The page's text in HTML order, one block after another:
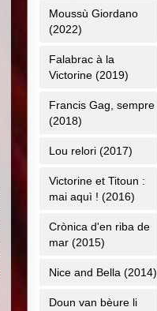
Moussù Giordano
(2022)
Falabrac à la
Victorine (2019)
Francis Gag, sempre
(2018)
Lou relori (2017)
Victorine et Titoun :
mai aquì ! (2016)
Crònica d'en riba de
mar (2015)
Nice and Bella (2014)
Doun van bèure li